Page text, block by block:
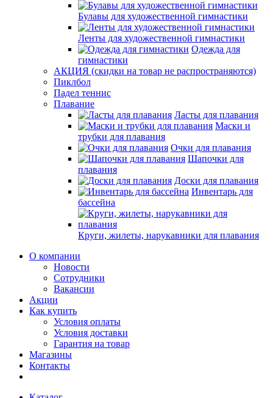
Булавы для художественной гимнастики
Ленты для художественной гимнастики
Одежда для
гимнастики
АКЦИЯ (скидки на товар не распространяются)
Пиклбол
Падел теннис
Плавание
Ласты для плавания
Маски и
трубки для плавания
Очки для плавания
Шапочки для
плавания
Доски для плавания
Инвентарь для
бассейна
Круги, жилеты, нарукавники для плавания
О компании
Новости
Сотрудники
Вакансии
Акции
Как купить
Условия оплаты
Условия доставки
Гарантия на товар
Магазины
Контакты